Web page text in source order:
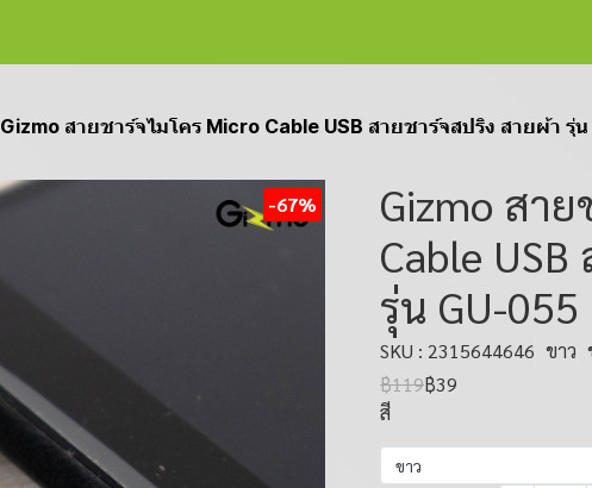
Gizmo สายชาร์จไมโคร Micro Cable USB สายชาร์จสปริง สายผ้า รุ่
-67%
Gizmo สา
Cable
รุ่น GU-055
SKU : 2315644646 ขาว
฿119฿39
สี
ขาว